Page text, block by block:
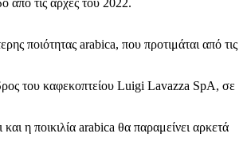
από τις αρχές του 2022.
ποιότητας arabica, που προτιμάται από τις
του καφεκοπτείου Luigi Lavazza SpA, σε
η ποικιλία arabica θα παραμείνει αρκετά